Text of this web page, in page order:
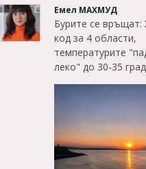
Емел МАХМУД
Бурите се
код за 4 области,
температурите
леко" до 30-35